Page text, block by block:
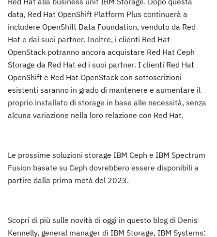
data, Red Hat OpenShift Platform Plus continuerà a
includere OpenShift Data Foundation, venduto da Red
Hat e dai suoi partner. Inoltre, i clienti Red Hat
OpenStack potranno ancora acquistare Red Hat Ceph
Storage da Red Hat ed i suoi partner. I clienti Red Hat
OpenShift e Red Hat OpenStack con sottoscrizioni
esistenti saranno in grado di mantenere e aumentare il
proprio installato di storage in base alle necessità, senza
alcuna variazione nella loro relazione con Red Hat.
Le prossime soluzioni storage IBM Ceph e IBM Spectrum
Fusion basate su Ceph dovrebbero essere disponibili a
partire dalla prima metà del 2023.
Scopri di più sulle novità di oggi in questo blog di Denis
Kennelly, general manager di IBM Storage, IBM Systems: